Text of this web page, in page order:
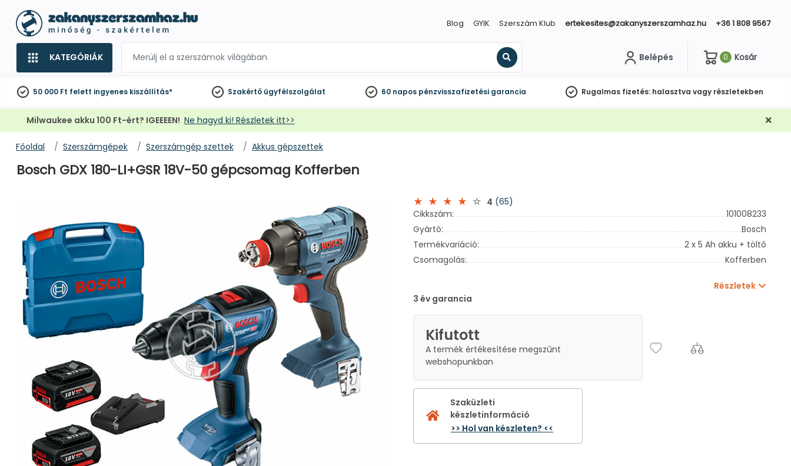
Blog GYIK Szerszám Klub ertekesites@zakanyszerszamhaz.hu +36 1 808 9567
KATEGÓRIÁK
Keresés
Belépés 0 Kosár
50 000 Ft felett ingyenes kiszállítás* Szakértő ügyfélszolgálat 60 napos pénzvisszafizetési garancia Rugalmas fizetés: halasztva vagy részletekben
Milwaukee akku 100 Ft-ért? IGEEEEN! Ne hagyd ki! Részletek itt>>
Főoldal Szerszámgépek Szerszámgép szettek Akkus gépszettek
Bosch GDX 180-LI+GSR 18V-50 gépcsomag Kofferben
4 (65)
Cikkszám:
101008233
Gyártó:
Bosch
Termékvariáció:
2 x 5 Ah akku + töltő
Csomagolás:
Kofferben
Részletek
3 év garancia
Kifutott
A termék értékesítése megszűnt
webshopunkban
Szaküzleti
készletinformáció
>> Hol van készleten? <<